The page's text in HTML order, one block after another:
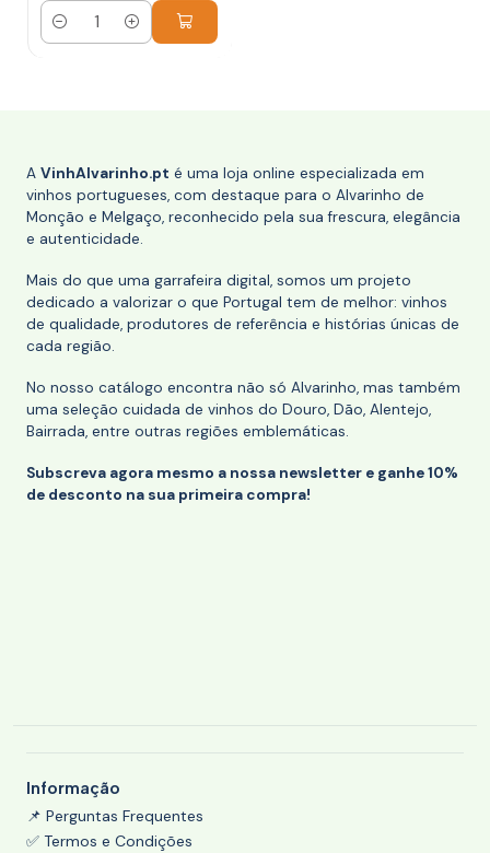
Quantidade
A VinhAlvarinho.pt é uma loja online especializada em
vinhos portugueses, com destaque para o Alvarinho de
Monção e Melgaço, reconhecido pela sua frescura, elegância
e autenticidade.
Mais do que uma garrafeira digital, somos um projeto
dedicado a valorizar o que Portugal tem de melhor: vinhos
de qualidade, produtores de referência e histórias únicas de
cada região.
No nosso catálogo encontra não só Alvarinho, mas também
uma seleção cuidada de vinhos do Douro, Dão, Alentejo,
Bairrada, entre outras regiões emblemáticas.
Subscreva agora mesmo a nossa newsletter e ganhe 10%
de desconto na sua primeira compra!
Informação
📌 Perguntas Frequentes
✅ Termos e Condições